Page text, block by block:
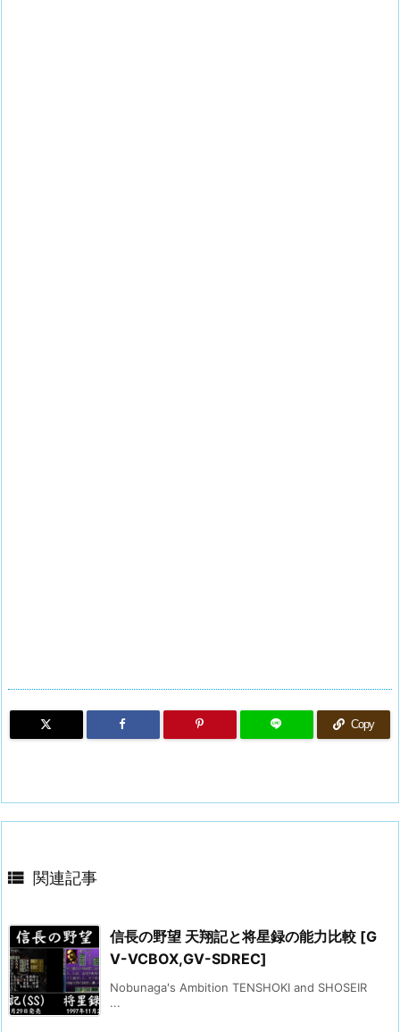
Copy
 関連記事
信長の野望 天翔記と将星録の能力比較 [G
V-VCBOX,GV-SDREC]
Nobunaga's Ambition TENSHOKI and SHOSEIR
...